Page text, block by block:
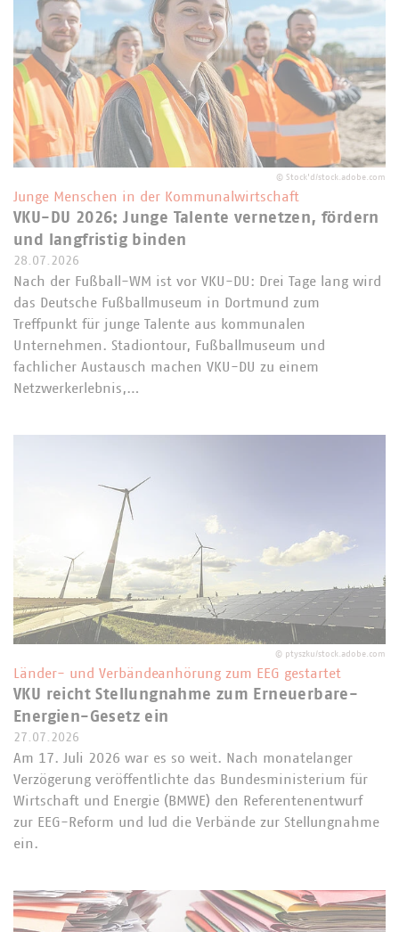
© Stock'd/stock.adobe.com
Junge Menschen in der Kommunalwirtschaft
VKU-DU 2026: Junge Talente vernetzen, fördern
und langfristig binden
28.07.2026
Nach der Fußball-WM ist vor VKU-DU: Drei Tage lang wird
das Deutsche Fußballmuseum in Dortmund zum
Treffpunkt für junge Talente aus kommunalen
Unternehmen. Stadiontour, Fußballmuseum und
fachlicher Austausch machen VKU-DU zu einem
Netzwerkerlebnis,…
© ptyszku/stock.adobe.com
Länder- und Verbändeanhörung zum EEG gestartet
VKU reicht Stellungnahme zum Erneuerbare-
Energien-Gesetz ein
27.07.2026
Am 17. Juli 2026 war es so weit. Nach monatelanger
Verzögerung veröffentlichte das Bundesministerium für
Wirtschaft und Energie (BMWE) den Referentenentwurf
zur EEG-Reform und lud die Verbände zur Stellungnahme
ein.